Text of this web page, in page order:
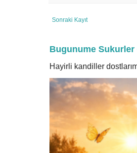
Sonraki Kayıt
Bugunume Sukurler
Hayirli kandiller